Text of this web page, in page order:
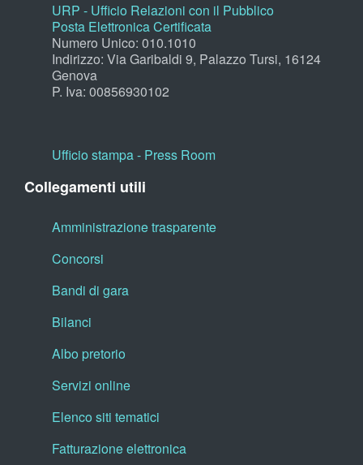
URP - Ufficio Relazioni con il Pubblico
Posta Elettronica Certificata
Numero Unico: 010.1010
Indirizzo: Via Garibaldi 9, Palazzo Tursi, 16124
Genova
P. Iva: 00856930102
Ufficio stampa - Press Room
Collegamenti utili
Amministrazione trasparente
Concorsi
Bandi di gara
Bilanci
Albo pretorio
Servizi online
Elenco siti tematici
Fatturazione elettronica